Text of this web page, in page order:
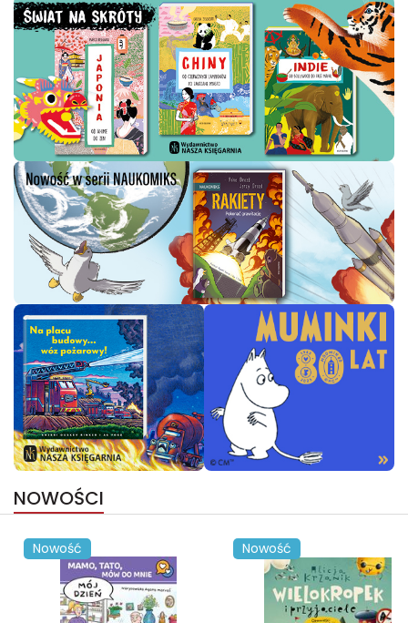
NOWOŚCI
Nowość Nowość